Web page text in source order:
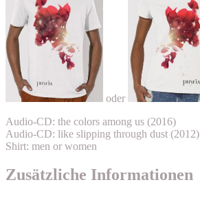
oder
Audio-CD: the colors among us (2016)
Audio-CD: like slipping through dust (2012)
Shirt: men or women
Zusätzliche Informationen